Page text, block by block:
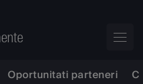
Oportunitati parteneri